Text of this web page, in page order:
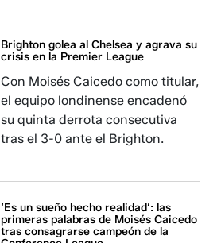
Brighton golea al Chelsea y agrava su
crisis en la Premier League
Con Moisés Caicedo como titular,
el equipo londinense encadenó
su quinta derrota consecutiva
tras el 3-0 ante el Brighton.
‘Es un sueño hecho realidad’: las
primeras palabras de Moisés Caicedo
tras consagrarse campeón de la